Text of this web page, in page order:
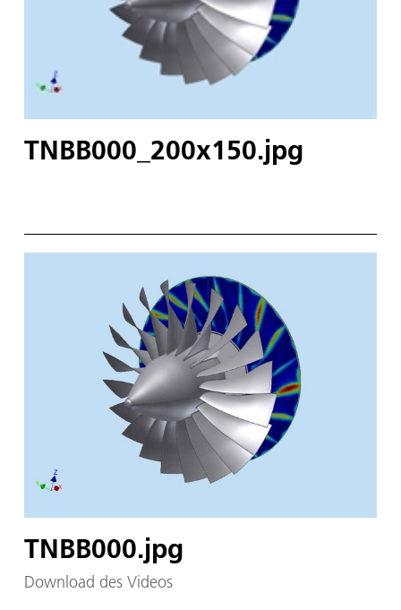
TNBB000_200x150.jpg
TNBB000.jpg
Download des Videos